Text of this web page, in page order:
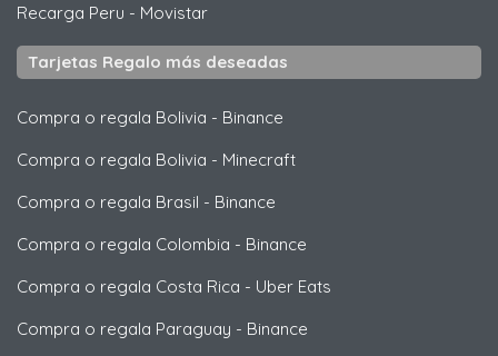
Recarga Peru - Movistar
Tarjetas Regalo más deseadas
Compra o regala Bolivia - Binance
Compra o regala Bolivia - Minecraft
Compra o regala Brasil - Binance
Compra o regala Colombia - Binance
Compra o regala Costa Rica - Uber Eats
Compra o regala Paraguay - Binance